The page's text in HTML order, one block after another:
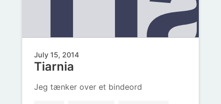
July 15, 2014
Tiarnia
Jeg tænker over et bindeord